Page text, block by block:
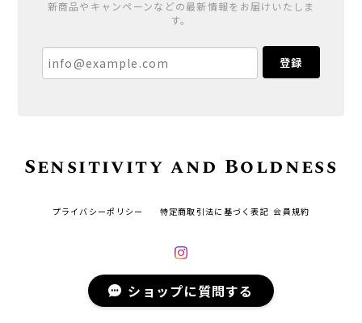
新商品やキャンペーンなどの最新情報をお届けいたしま
す。
登録
Sensitivity and Boldness
プライバシーポリシー 特定商取引法に基づく表記 会員規約
© Sensitivity and Boldness All rights reserved.
ショップに質問する